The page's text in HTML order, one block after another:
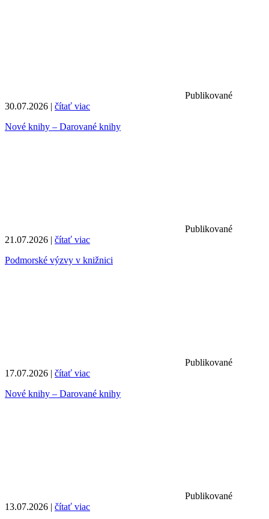
Publikované
30.07.2026 | čítať viac
Nové knihy – Darované knihy
Publikované
21.07.2026 | čítať viac
Podmorské výzvy v knižnici
Publikované
17.07.2026 | čítať viac
Nové knihy – Darované knihy
Publikované
13.07.2026 | čítať viac